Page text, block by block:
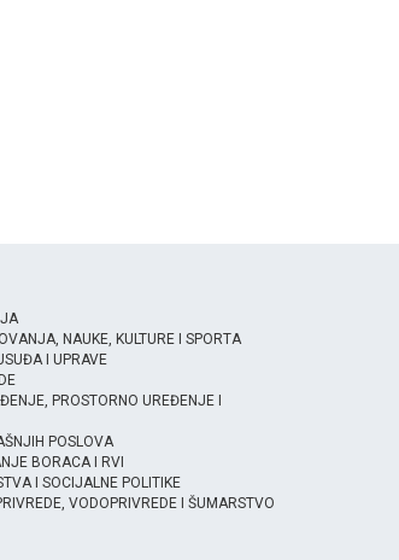
NAUKE, KULTURE I SPORTA
I UPRAVE
PROSTORNO UREĐENJE I
POSLOVA
BORACA I RVI
I SOCIJALNE POLITIKE
VODOPRIVREDE I ŠUMARSTVO